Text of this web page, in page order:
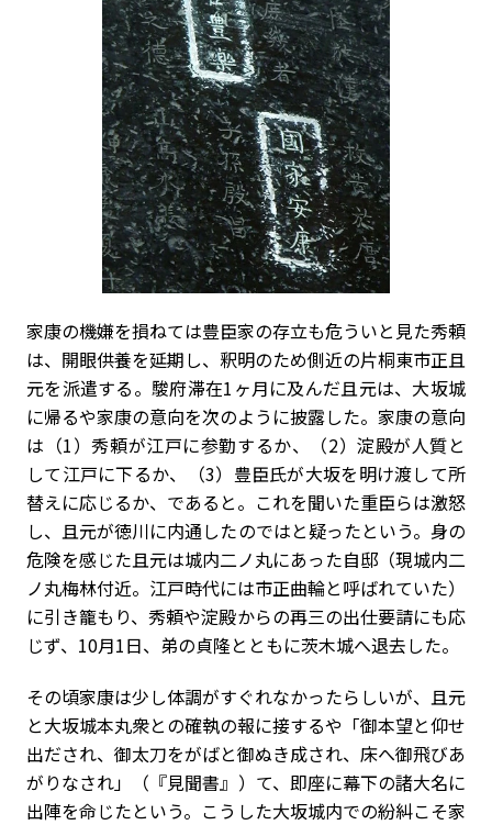
家康の機嫌を損ねては豊臣家の存立も危ういと見た秀頼
は、開眼供養を延期し、釈明のため側近の片桐東市正且
元を派遣する。駿府滞在1ヶ月に及んだ且元は、大坂城
に帰るや家康の意向を次のように披露した。家康の意向
は（1）秀頼が江戸に参勤するか、（2）淀殿が人質と
して江戸に下るか、（3）豊臣氏が大坂を明け渡して所
替えに応じるか、であると。これを聞いた重臣らは激怒
し、且元が徳川に内通したのではと疑ったという。身の
危険を感じた且元は城内二ノ丸にあった自邸（現城内二
ノ丸梅林付近。江戸時代には市正曲輪と呼ばれていた）
に引き籠もり、秀頼や淀殿からの再三の出仕要請にも応
じず、10月1日、弟の貞隆とともに茨木城へ退去した。
その頃家康は少し体調がすぐれなかったらしいが、且元
と大坂城本丸衆との確執の報に接するや「御本望と仰せ
出だされ、御太刀をがばと御ぬき成され、床へ御飛びあ
がりなされ」（『見聞書』）て、即座に幕下の諸大名に
出陣を命じたという。こうした大坂城内での紛糾こそ家